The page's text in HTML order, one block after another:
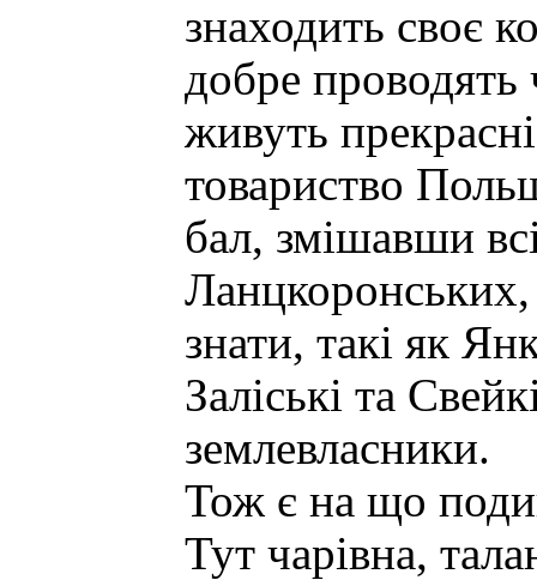
знаходить своє
добре проводять
живуть
товариство
бал, змішавши
знати, такі як
Заліські та
землевласники.
Тож є на що
Тут чарівна,